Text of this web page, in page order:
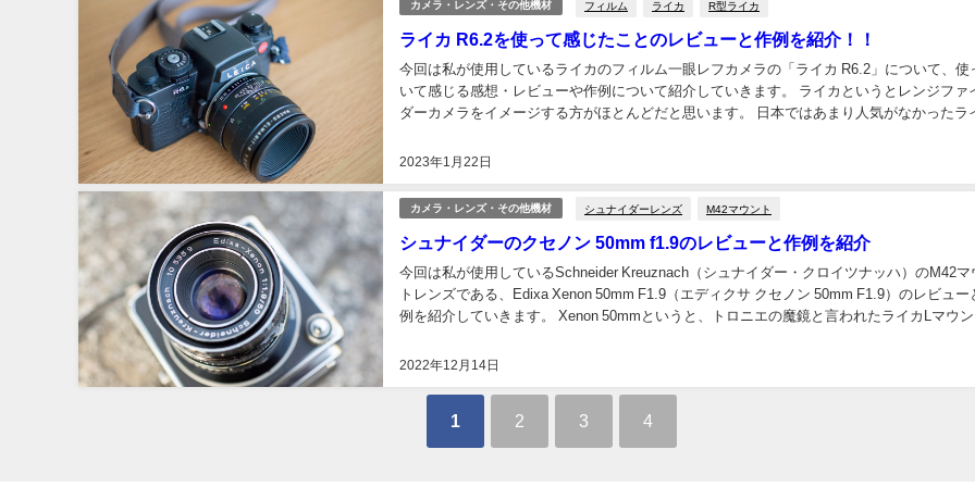
カメラ・レンズ・その他機材 フィルム ライカ R型ライカ
ライカ R6.2を使って感じたことのレビューと作例を紹介！！
2023年1月22日
今回は私が使用しているライカのフィルム一眼レフカメラの「ライカ R6.2」について、使
いて感じる感想・レビューや作例について紹介していきます。 ライカというとレンジファ
ダーカメラをイメージする方がほとんどだと思います。 日本ではあまり人気がなかったラ
カメラ・レンズ・その他機材 シュナイダーレンズ M42マウント
シュナイダーのクセノン 50mm f1.9のレビューと作例を紹介
2022年12月14日
今回は私が使用しているSchneider Kreuznach（シュナイダー・クロイツナッハ）のM42マ
トレンズである、Edixa Xenon 50mm F1.9（エディクサ クセノン 50mm F1.9）のレビュー
例を紹介していきます。 Xenon 50mmというと、トロニエの魔鏡と言われたライカLマウン
1 2 3 4